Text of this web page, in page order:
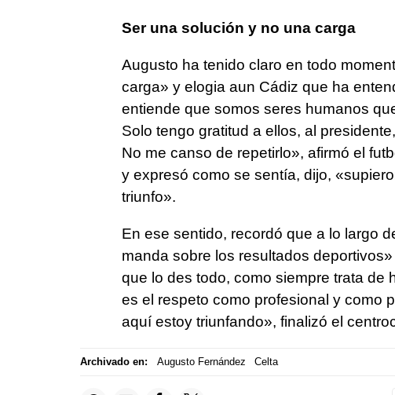
Ser una solución y no una carga
Augusto ha tenido claro en todo
carga» y elogia aun Cádiz que ha
entiende que somos seres humanos
Solo tengo gratitud a ellos, al
No me canso de repetirlo», afirmó el
y expresó como se sentía, dijo,
triunfo».
En ese sentido, recordó que a lo largo
manda sobre los resultados
que lo des todo, como siempre trata de
es el respeto como profesional y como
aquí estoy triunfando», finalizó el
Archivado en: Augusto Fernández Celta